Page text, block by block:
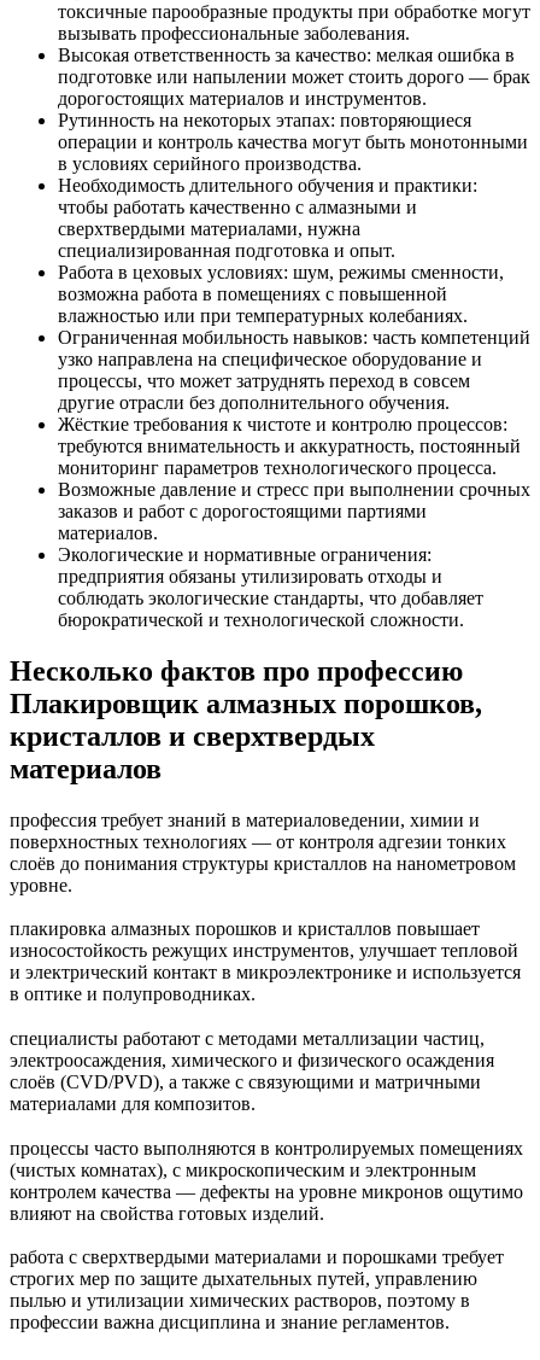
токсичные парообразные продукты при обработке могут
вызывать профессиональные заболевания.
Высокая ответственность за качество: мелкая ошибка в
подготовке или напылении может стоить дорого — брак
дорогостоящих материалов и инструментов.
Рутинность на некоторых этапах: повторяющиеся
операции и контроль качества могут быть монотонными
в условиях серийного производства.
Необходимость длительного обучения и практики:
чтобы работать качественно с алмазными и
сверхтвердыми материалами, нужна
специализированная подготовка и опыт.
Работа в цеховых условиях: шум, режимы сменности,
возможна работа в помещениях с повышенной
влажностью или при температурных колебаниях.
Ограниченная мобильность навыков: часть компетенций
узко направлена на специфическое оборудование и
процессы, что может затруднять переход в совсем
другие отрасли без дополнительного обучения.
Жёсткие требования к чистоте и контролю процессов:
требуются внимательность и аккуратность, постоянный
мониторинг параметров технологического процесса.
Возможные давление и стресс при выполнении срочных
заказов и работ с дорогостоящими партиями
материалов.
Экологические и нормативные ограничения:
предприятия обязаны утилизировать отходы и
соблюдать экологические стандарты, что добавляет
бюрократической и технологической сложности.
Несколько фактов про профессию
Плакировщик алмазных порошков,
кристаллов и сверхтвердых
материалов
профессия требует знаний в материаловедении, химии и
поверхностных технологиях — от контроля адгезии тонких
слоёв до понимания структуры кристаллов на нанометровом
уровне.
плакировка алмазных порошков и кристаллов повышает
износостойкость режущих инструментов, улучшает тепловой
и электрический контакт в микроэлектронике и используется
в оптике и полупроводниках.
специалисты работают с методами металлизации частиц,
электроосаждения, химического и физического осаждения
слоёв (CVD/PVD), а также с связующими и матричными
материалами для композитов.
процессы часто выполняются в контролируемых помещениях
(чистых комнатах), с микроскопическим и электронным
контролем качества — дефекты на уровне микронов ощутимо
влияют на свойства готовых изделий.
работа с сверхтвердыми материалами и порошками требует
строгих мер по защите дыхательных путей, управлению
пылью и утилизации химических растворов, поэтому в
профессии важна дисциплина и знание регламентов.